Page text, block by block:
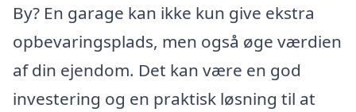
By? En garage kan ikke kun give ekstra
opbevaringsplads, men også øge værdien
af din ejendom. Det kan være en god
investering og en praktisk løsning til at